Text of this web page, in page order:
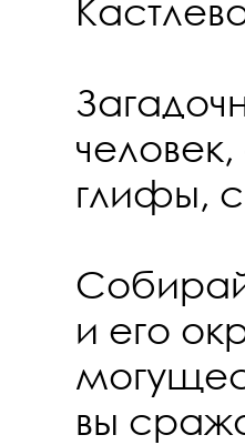
глифы,
и его
вы